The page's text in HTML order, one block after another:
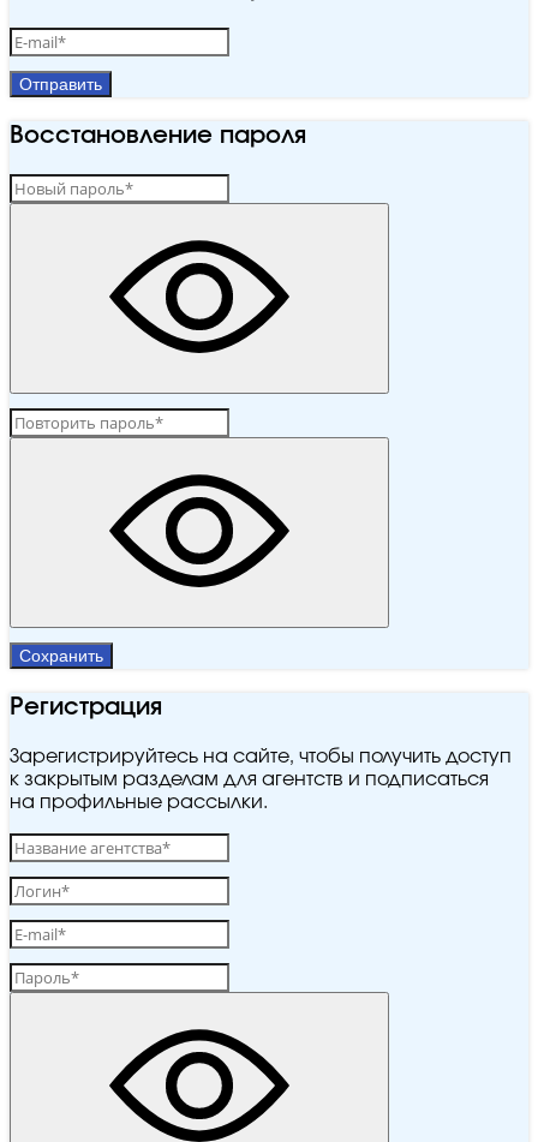
Отправить
Восстановление пароля
Сохранить
Регистрация
Зарегистрируйтесь на сайте, чтобы получить доступ
к закрытым разделам для агентств и подписаться
на профильные рассылки.